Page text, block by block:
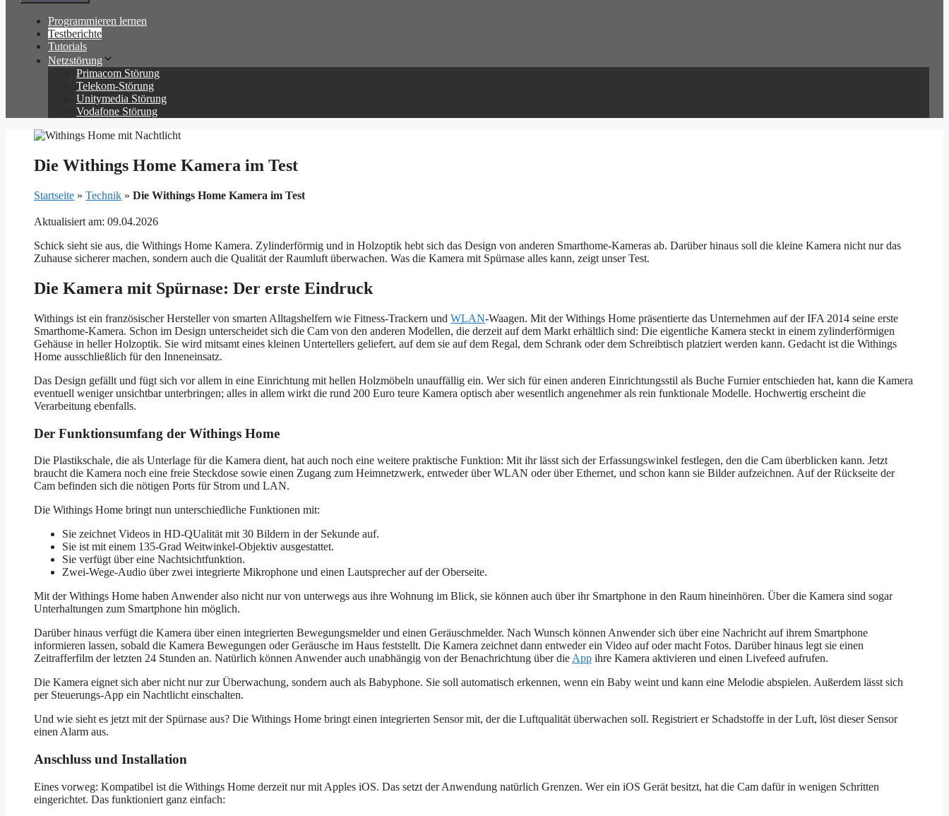
Programmieren lernen
Testberichte
Tutorials
Netzstörung
Primacom Störung
Telekom-Störung
Unitymedia Störung
Vodafone Störung
Die Withings Home Kamera im Test
Startseite » Technik » Die Withings Home Kamera im Test
Aktualisiert am: 09.04.2026
Schick sieht sie aus, die Withings Home Kamera. Zylinderförmig und in Holzoptik hebt sich das Design von anderen Smarthome-Kameras ab. Darüber hinaus soll die kleine Kamera nicht nur das
Zuhause sicherer machen, sondern auch die Qualität der Raumluft überwachen. Was die Kamera mit Spürnase alles kann, zeigt unser Test.
Die Kamera mit Spürnase: Der erste Eindruck
Withings ist ein französischer Hersteller von smarten Alltagshelfern wie Fitness-Trackern und WLAN-Waagen. Mit der Withings Home präsentierte das Unternehmen auf der IFA 2014 seine erste
Smarthome-Kamera. Schon im Design unterscheidet sich die Cam von den anderen Modellen, die derzeit auf dem Markt erhältlich sind: Die eigentliche Kamera steckt in einem zylinderförmigen
Gehäuse in heller Holzoptik. Sie wird mitsamt eines kleinen Untertellers geliefert, auf dem sie auf dem Regal, dem Schrank oder dem Schreibtisch platziert werden kann. Gedacht ist die Withings
Home ausschließlich für den Inneneinsatz.
Das Design gefällt und fügt sich vor allem in eine Einrichtung mit hellen Holzmöbeln unauffällig ein. Wer sich für einen anderen Einrichtungsstil als Buche Furnier entschieden hat, kann die Kamera
eventuell weniger unsichtbar unterbringen; alles in allem wirkt die rund 200 Euro teure Kamera optisch aber wesentlich angenehmer als rein funktionale Modelle. Hochwertig erscheint die
Verarbeitung ebenfalls.
Der Funktionsumfang der Withings Home
Die Plastikschale, die als Unterlage für die Kamera dient, hat auch noch eine weitere praktische Funktion: Mit ihr lässt sich der Erfassungswinkel festlegen, den die Cam überblicken kann. Jetzt
braucht die Kamera noch eine freie Steckdose sowie einen Zugang zum Heimnetzwerk, entweder über WLAN oder über Ethernet, und schon kann sie Bilder aufzeichnen. Auf der Rückseite der
Cam befinden sich die nötigen Ports für Strom und LAN.
Die Withings Home bringt nun unterschiedliche Funktionen mit:
Sie zeichnet Videos in HD-QUalität mit 30 Bildern in der Sekunde auf.
Sie ist mit einem 135-Grad Weitwinkel-Objektiv ausgestattet.
Sie verfügt über eine Nachtsichtfunktion.
Zwei-Wege-Audio über zwei integrierte Mikrophone und einen Lautsprecher auf der Oberseite.
Mit der Withings Home haben Anwender also nicht nur von unterwegs aus ihre Wohnung im Blick, sie können auch über ihr Smartphone in den Raum hineinhören. Über die Kamera sind sogar
Unterhaltungen zum Smartphone hin möglich.
Darüber hinaus verfügt die Kamera über einen integrierten Bewegungsmelder und einen Geräuschmelder. Nach Wunsch können Anwender sich über eine Nachricht auf ihrem Smartphone
informieren lassen, sobald die Kamera Bewegungen oder Geräusche im Haus feststellt. Die Kamera zeichnet dann entweder ein Video auf oder macht Fotos. Darüber hinaus legt sie einen
Zeitrafferfilm der letzten 24 Stunden an. Natürlich können Anwender auch unabhängig von der Benachrichtung über die App ihre Kamera aktivieren und einen Livefeed aufrufen.
Die Kamera eignet sich aber nicht nur zur Überwachung, sondern auch als Babyphone. Sie soll automatisch erkennen, wenn ein Baby weint und kann eine Melodie abspielen. Außerdem lässt sich
per Steuerungs-App ein Nachtlicht einschalten.
Und wie sieht es jetzt mit der Spürnase aus? Die Withings Home bringt einen integrierten Sensor mit, der die Luftqualität überwachen soll. Registriert er Schadstoffe in der Luft, löst dieser Sensor
einen Alarm aus.
Anschluss und Installation
Eines vorweg: Kompatibel ist die Withings Home derzeit nur mit Apples iOS. Das setzt der Anwendung natürlich Grenzen. Wer ein iOS Gerät besitzt, hat die Cam dafür in wenigen Schritten
eingerichtet. Das funktioniert ganz einfach: